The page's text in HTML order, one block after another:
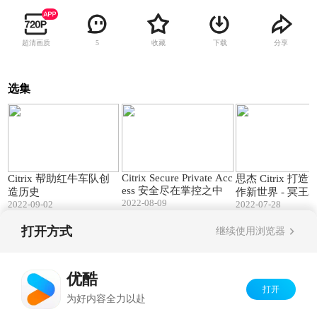
超清画质 5 收藏 下载 分享
选集
Citrix 帮助红牛车队创
造历史
2022-09-02
Citrix Secure Private Acc
ess 安全尽在掌控之中
2022-08-09
思杰 Citrix 打造
作新世界 - 冥王
2022-07-28
打开方式 继续使用浏览器
优酷
为好内容全力以赴
打开